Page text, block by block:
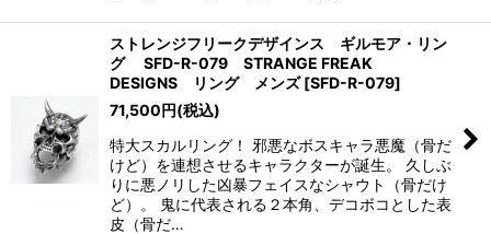
ストレンジフリークデザインス ギルモア・リン
グ SFD-R-079 STRANGE FREAK
DESIGNS リング メンズ [SFD-R-079]
71,500円(税込)
特大スカルリング！ 邪悪なボスキャラ悪魔（骨だ
けど）を連想させるキャラクターが誕生。 久しぶ
りに悪ノリした凶暴フェイスなシャウト（骨だけ
ど）。 鬼に代表される２本角、デコボコとした表
皮（骨だ…